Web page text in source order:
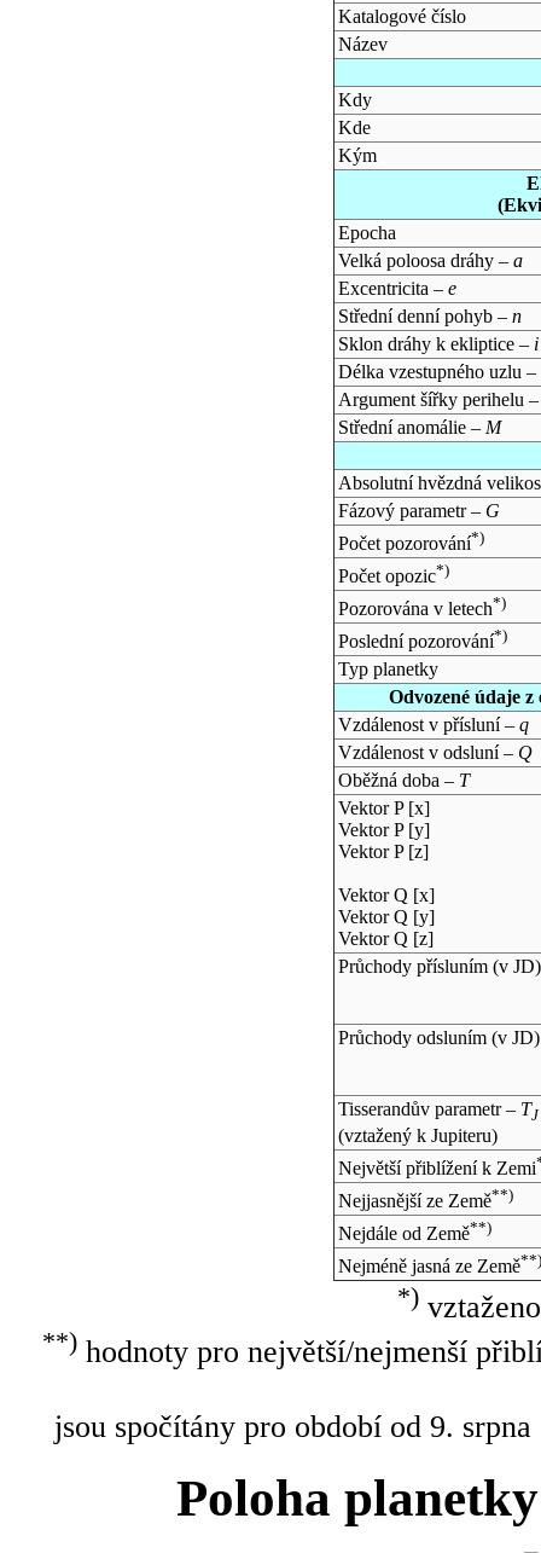
Katalogové číslo
Název
Kdy
Kde
Kým
Epocha
Velká poloosa dráhy – a
Excentricita – e
Střední denní pohyb – n
Sklon dráhy k ekliptice – i
Délka vzestupného uzlu –
Argument šířky perihelu
Střední anomálie – M
Absolutní hvězdná
Fázový parametr – G
Počet pozorování*)
Počet opozic*)
Pozorována v letech*)
Poslední pozorování*)
Typ planetky
Odvozené údaje
Vzdálenost v přísluní – q
Vzdálenost v odsluní – Q
Oběžná doba – T
Vektor P [x]
Vektor P [y]
Vektor P [z]
Vektor Q [x]
Vektor Q [y]
Vektor Q [z]
Průchody přísluním (v JD)
Průchody odsluním (v JD)
Tisserandův parametr – TJ
(vztažený k Jupiteru)
Největší přiblížení k Zemi
Nejjasnější ze Země**)
Nejdále od Země**)
Nejméně jasná ze Země**)
*)
**)hodnoty pro největší/nejmenší
jsou spočítány pro období od 9.
Poloha